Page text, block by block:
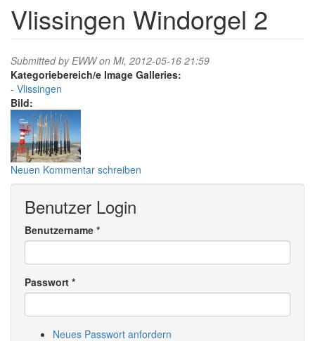
Vlissingen Windorgel 2
Submitted byEWWon Mi, 2012-05-16 21:59
Image Galleries:
Vlissingen
Bild:
Neuen Kommentar schreiben
Benutzer Login
Benutzername *
Passwort *
Neues Passwort anfordern